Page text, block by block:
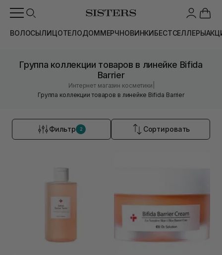
ВОЛОСЫЛИЦОТЕЛОДОММЕРЧНОВИНКИБЕСТСЕЛЛЕРЫ
Группа коллекции товаров в линейке Bifida
Barrier
Интернет магазин косметики
Группа коллекции товаров в линейке Bifida Barrier
Фильтр 2 Сортировать